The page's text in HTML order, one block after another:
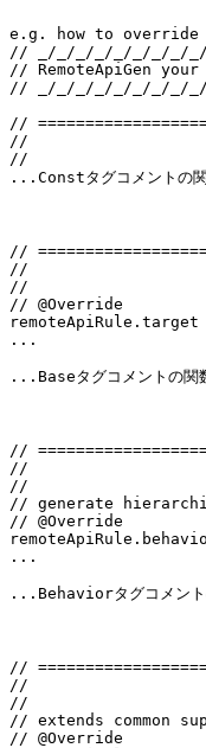
e.g. how to
// _/_/_/_/_/_/_/_/
// RemoteApiGen
// _/_/_/_/_/_/_/_/
//
//
//
...Constタグコメントの関
//
//
//
// @Override
...
...Baseタグコメントの関
//
//
//
// generate
// @Override
...
...Behaviorタグコメント
//
//
//
// extends common
// @Override